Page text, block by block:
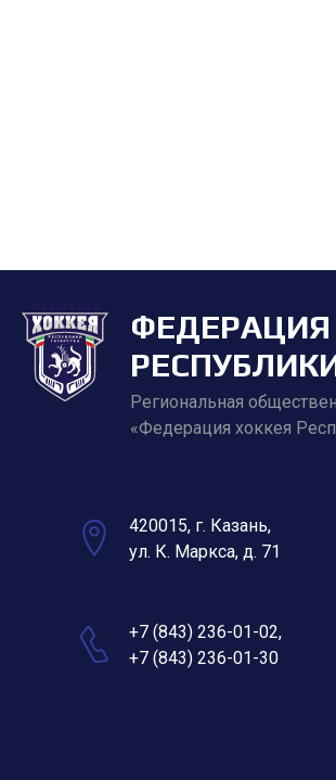
ФЕДЕРАЦИЯ
Региональная
«Федерация хоккея
420015, г. Казань,
ул. К. Маркса, д. 71
+7 (843) 236-01-02,
+7 (843) 236-01-30